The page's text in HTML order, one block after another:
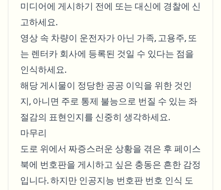
미디어에 게시하기 전에 또는 대신에 경찰에 신
고하세요.
영상 속 차량이 운전자가 아닌 가족, 고용주, 또
는 렌터카 회사에 등록된 것일 수 있다는 점을
인식하세요.
해당 게시물이 정당한 공공 이익을 위한 것인
지, 아니면 주로 통제 불능으로 번질 수 있는 좌
절감의 표현인지를 신중히 생각하세요.
마무리
도로 위에서 짜증스러운 상황을 겪은 후 페이스
북에 번호판을 게시하고 싶은 충동은 흔한 감정
입니다. 하지만 인공지능 번호판 번호 인식 도